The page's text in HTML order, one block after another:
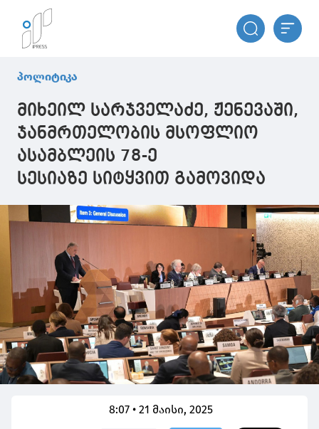
პოლიტიკა
მიხეილ სარჯველაძე, ჟენევაში,
ჯანმრთელობის მსოფლიო
ასამბლეის 78-ე
სესიაზე სიტყვით გამოვიდა
8:07 • 21 მაისი, 2025